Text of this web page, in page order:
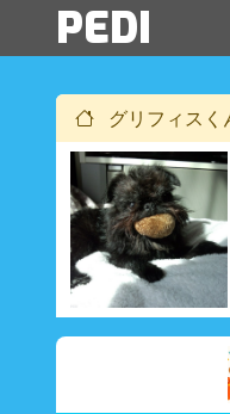
PEDI
グリフィスく